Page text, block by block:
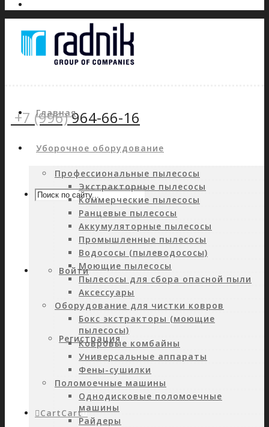
+7 (996)964-66-16
Войти
Регистрация
CartCart0
Главная
Уборочное оборудование
Профессиональные пылесосы
Экстракторные пылесосы
Коммерческие пылесосы
Ранцевые пылесосы
Аккумуляторные пылесосы
Промышленные пылесосы
Водососы (пылеводососы)
Моющие пылесосы
Пылесосы для сбора опасной пыли
Аксессуары
Оборудование для чистки ковров
Бокс экстракторы (моющие
пылесосы)
Ковровые комбайны
Универсальные аппараты
Фены-сушилки
Поломоечные машины
Однодисковые поломоечные
машины
Райдеры